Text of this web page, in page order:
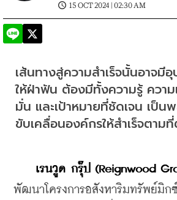
15 OCT 2024 | 02:30 AM
เส้นทางสู่ความสำเร็จนั้นอาจมี
ให้ฝ่าฟัน ต้องมีทั้งความรู้ ความ
มั่น และเป้าหมายที่ชัดเจน เป็
ขับเคลื่อนองค์กรให้สำเร็จตาม​ที่
เรนวูด กรุ๊ป (Reignwood
พัฒนาโครงการอสังหาริมทรัพย์มิก